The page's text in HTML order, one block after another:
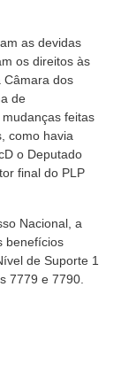
as devidas
os direitos às
Câmara dos
de
feitas
como havia
o Deputado
final do PLP
Nacional, a
benefícios
de Suporte 1
7779 e 7790.